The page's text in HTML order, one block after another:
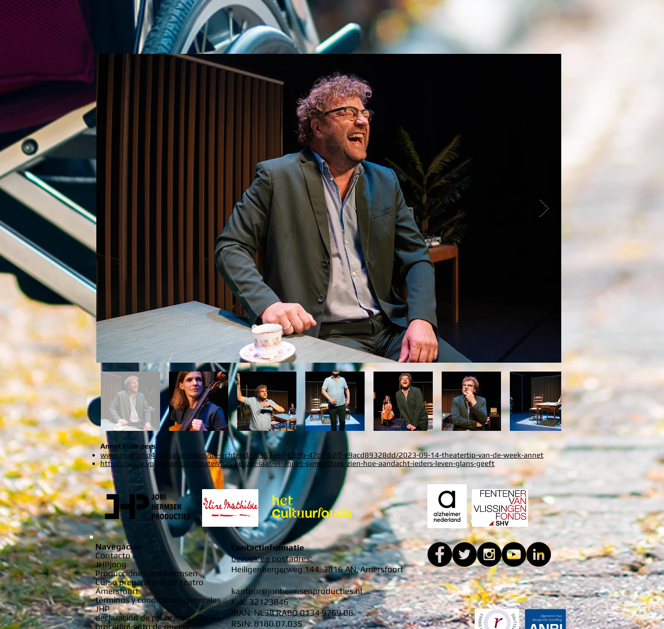
Annet in de pers:
www.nporadio4.nl/fragmenten/de-ochtend/c6353a87-bb9b-47c0-b2ff-e9acd89328dd/2023-09-14-theatertip-van-de-week-annet
https://www.volkskrant.nl/theater/bas-keijzer-laat-in-annet-sympathiek-zien-hoe-aandacht-ieders-leven-glans-geeft
Contactinformatie
bezoek en postadres:
Heiligenbergerweg 144, 3816 AN, Amersfoort
kantoor@jorihermsenproducties.nl
KvK: 32123846
IBAN: NL38 RABO 0134 9769 08
RSIN: 8180.07.035
Navegación
Contacto
JHPjong
Producciones Jori Hermsen
Curso preparatorio de teatro
Amersfoort
términos y condiciones generales
JHP
declaración de privacidad (GDPR)
procedimiento de quejas